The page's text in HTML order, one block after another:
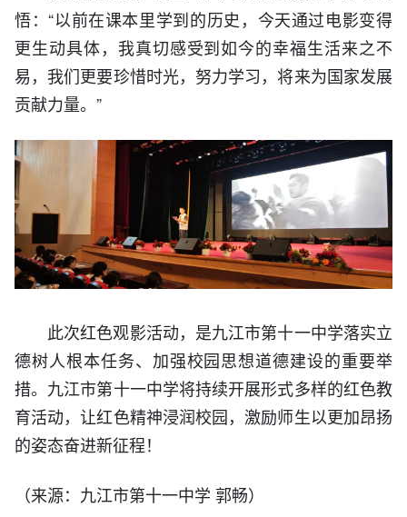
悟：“以前在课本里学到的历史，今天通过电影变得
更生动具体，我真切感受到如今的幸福生活来之不
易，我们更要珍惜时光，努力学习，将来为国家发展
贡献力量。”
此次红色观影活动，是九江市第十一中学落实立
德树人根本任务、加强校园思想道德建设的重要举
措。九江市第十一中学将持续开展形式多样的红色教
育活动，让红色精神浸润校园，激励师生以更加昂扬
的姿态奋进新征程！
（来源：九江市第十一中学 郭畅）